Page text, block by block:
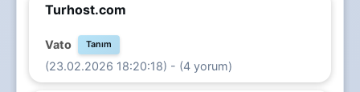
Turhost.com
Vato Tanım
(23.02.2026 18:20:18) - (4 yorum)